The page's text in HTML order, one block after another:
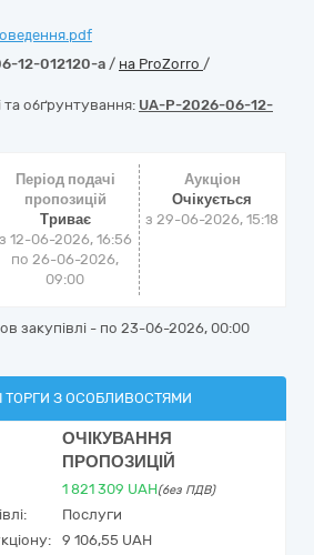
12-012120-a / на ProZorro /
та обґрунтування: UA-P-2026-06-12-
Період подачі
пропозицій
Триває
з 12-06-2026, 16:56
по 26-06-2026,
09:00
Аукціон
Очікується
з29-06-2026, 15:18
закупівлі - по 23-06-2026, 00:00
ТОРГИ З ОСОБЛИВОСТЯМИ
ОЧІКУВАННЯ
ПРОПОЗИЦІЙ
1 821 309 UAH(без ПДВ)
Послуги
9 106,55 UAH